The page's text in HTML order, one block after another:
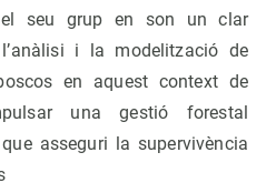
el seu grup en son un clar
i la modelització de
en aquest context de
una gestió forestal
asseguri la supervivència